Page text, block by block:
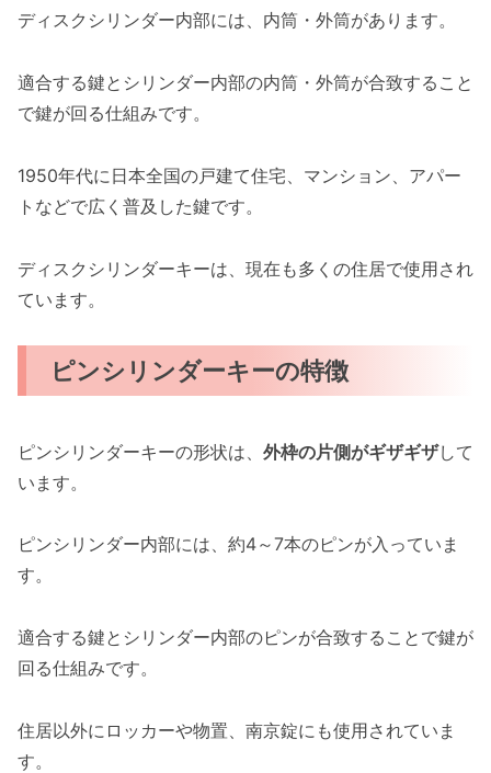
ディスクシリンダー内部には、内筒・外筒があります。
適合する鍵とシリンダー内部の内筒・外筒が合致すること
で鍵が回る仕組みです。
1950年代に日本全国の戸建て住宅、マンション、アパー
トなどで広く普及した鍵です。
ディスクシリンダーキーは、現在も多くの住居で使用され
ています。
ピンシリンダーキーの特徴
ピンシリンダーキーの形状は、 外枠の片側がギザギザして
います。
ピンシリンダー内部には、約4～7本のピンが入っていま
す。
適合する鍵とシリンダー内部のピンが合致することで鍵が
回る仕組みです。
住居以外にロッカーや物置、南京錠にも使用されていま
す。